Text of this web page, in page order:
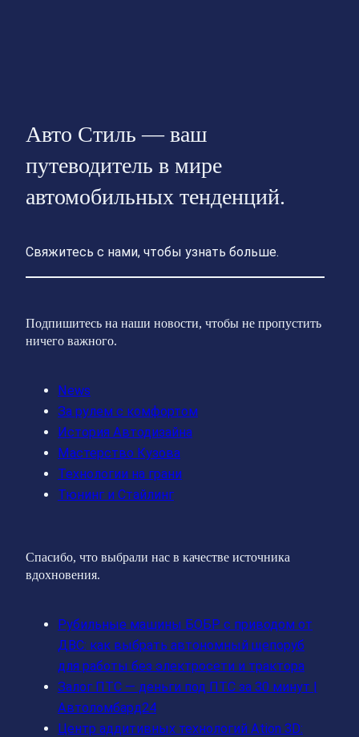
Авто Стиль — ваш
путеводитель в мире
автомобильных тенденций.
Свяжитесь с нами, чтобы узнать больше.
Подпишитесь на наши новости, чтобы не пропустить
ничего важного.
News
За рулем с комфортом
История Автодизайна
Мастерство Кузова
Технологии на грани
Тюнинг и Стайлинг
Спасибо, что выбрали нас в качестве источника
вдохновения.
Рубильные машины БОБР с приводом от
ДВС: как выбрать автономный щепоруб
для работы без электросети и трактора
Залог ПТС — деньги под ПТС за 30 минут |
Автоломбард24
Центр аддитивных технологий Ation 3D: